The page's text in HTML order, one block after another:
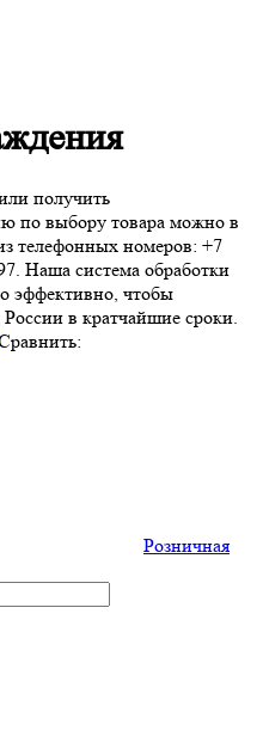
получить
по выбору товара можно в
телефонных номеров: +7
Наша система обработки
эффективно, чтобы
в кратчайшие сроки.
Розничная